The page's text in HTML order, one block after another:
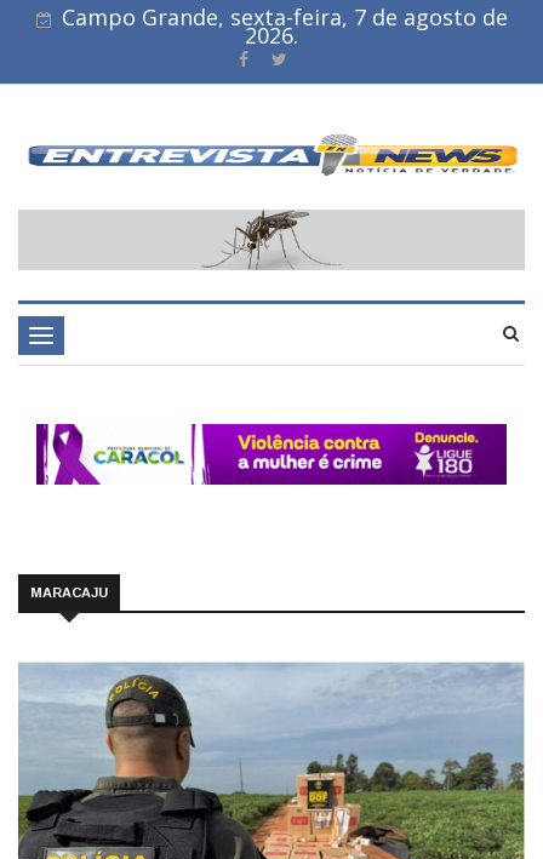
Campo Grande, sexta-feira, 7 de agosto de
2026.
Toggle
navigation
MARACAJU